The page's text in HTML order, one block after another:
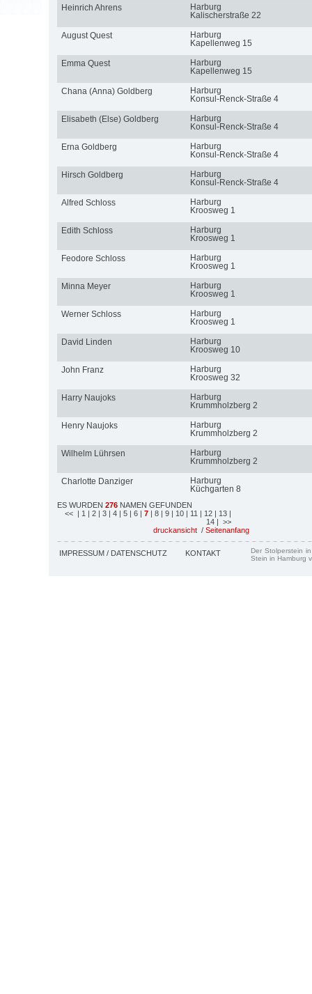
Heinrich Ahrens
Harburg
Kalischerstraße 22
August Quest
Harburg
Kapellenweg 15
Emma Quest
Harburg
Kapellenweg 15
Chana (Anna) Goldberg
Harburg
Konsul-Renck-Straße 4
Elisabeth (Else) Goldberg
Harburg
Konsul-Renck-Straße 4
Erna Goldberg
Harburg
Konsul-Renck-Straße 4
Hirsch Goldberg
Harburg
Konsul-Renck-Straße 4
Alfred Schloss
Harburg
Kroosweg 1
Edith Schloss
Harburg
Kroosweg 1
Feodore Schloss
Harburg
Kroosweg 1
Minna Meyer
Harburg
Kroosweg 1
Werner Schloss
Harburg
Kroosweg 1
David Linden
Harburg
Kroosweg 10
John Franz
Harburg
Kroosweg 32
Harry Naujoks
Harburg
Krummholzberg 2
Henry Naujoks
Harburg
Krummholzberg 2
Wilhelm Lührsen
Harburg
Krummholzberg 2
Charlotte Danziger
Harburg
Küchgarten 8
ES WURDEN 276 NAMEN GEFUNDEN
<< | 1 | 2 | 3 | 4 | 5 | 6 | 7 | 8 | 9 | 10 | 11 | 12 | 13 |
14 | >>
druckansicht / Seitenanfang
IMPRESSUM / DATENSCHUTZ KONTAKT
Der Stolperstein
Stein in Hamburg